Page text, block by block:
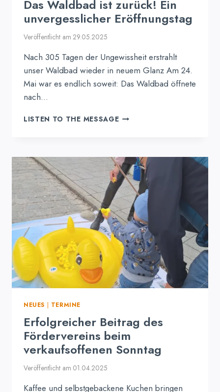
Das Waldbad ist zurück! Ein
unvergesslicher Eröffnungstag
Veröffentlicht am 29.05.2025
Nach 305 Tagen der Ungewissheit erstrahlt
unser Waldbad wieder in neuem Glanz Am 24.
Mai war es endlich soweit: Das Waldbad öffnete
nach…
LISTEN TO THE MESSAGEDAS
EIN
UNVERGESSLICHER
ERÖFFNUNGSTAG
NEUES | TERMINE
Erfolgreicher Beitrag des
Fördervereins beim
verkaufsoffenen Sonntag
Veröffentlicht am 01.04.2025
Kaffee und selbstgebackene Kuchen bringen